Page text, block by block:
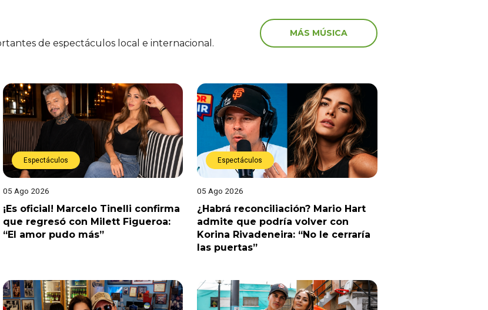
de espectáculos local e internacional.
MÁS MÚSICA
Espectáculos
05 Ago 2026
¡Es oficial! Marcelo Tinelli confirma
que regresó con Milett Figueroa:
“El amor pudo más”
Espectáculos
05 Ago 2026
¿Habrá reconciliación? Mario Hart
admite que podría volver con
Korina Rivadeneira: “No le cerraría
las puertas”